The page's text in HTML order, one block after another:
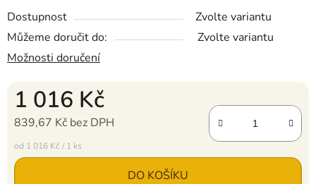
Dostupnost
Zvolte variantu
Můžeme doručit do:
Zvolte variantu
Možnosti doručení
1 016 Kč
839,67 Kč bez DPH
Měrná cena:
od 1 016 Kč / 1 ks
DO KOŠÍKU